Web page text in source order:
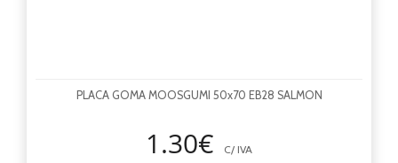
PLACA GOMA MOOSGUMI 50x70 EB28 SALMON
1.30€
C/ IVA